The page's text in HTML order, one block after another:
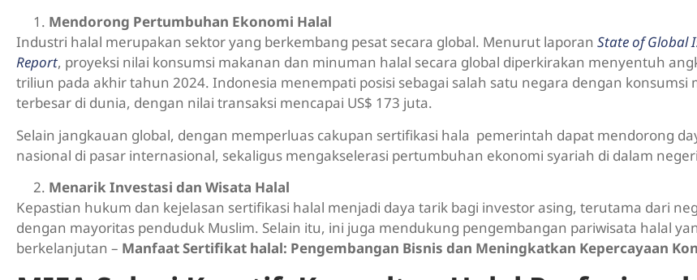
Mendorong Pertumbuhan Ekonomi Halal
Industri halal merupakan sektor yang berkembang pesat secara global. Menurut laporan State of Global
Report, proyeksi nilai konsumsi makanan dan minuman halal secara global diperkirakan menyentuh
triliun pada akhir tahun 2024. Indonesia menempati posisi sebagai salah satu negara dengan konsumsi
terbesar di dunia, dengan nilai transaksi mencapai US$ 173 juta.
Selain jangkauan global, dengan memperluas cakupan sertifikasi hala pemerintah dapat mendorong
nasional di pasar internasional, sekaligus mengakselerasi pertumbuhan ekonomi syariah di dalam
Menarik Investasi dan Wisata Halal
Kepastian hukum dan kejelasan sertifikasi halal menjadi daya tarik bagi investor asing, terutama dari
dengan mayoritas penduduk Muslim. Selain itu, ini juga mendukung pengembangan pariwisata halal
berkelanjutan – Manfaat Sertifikat halal: Pengembangan Bisnis dan Meningkatkan Kepercayaan